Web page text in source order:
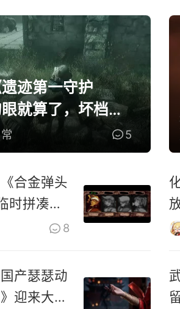
迹第一守护
就算了，坏档算
5
合金弹头
时拼凑的
8
产瑟瑟动
迎来大更